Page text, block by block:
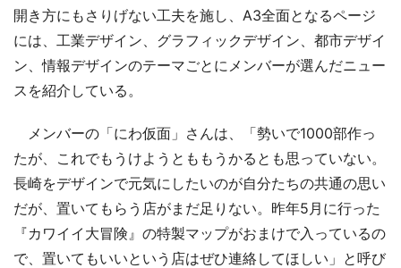
開き方にもさりげない工夫を施し、A3全面となるページ
には、工業デザイン、グラフィックデザイン、都市デザイ
ン、情報デザインのテーマごとにメンバーが選んだニュー
スを紹介している。
メンバーの「にわ仮面」さんは、「勢いで1000部作っ
たが、これでもうけようとももうかるとも思っていない。
長崎をデザインで元気にしたいのが自分たちの共通の思い
だが、置いてもらう店がまだ足りない。昨年5月に行った
『カワイイ大冒険』の特製マップがおまけで入っているの
で、置いてもいいという店はぜひ連絡してほしい」と呼び